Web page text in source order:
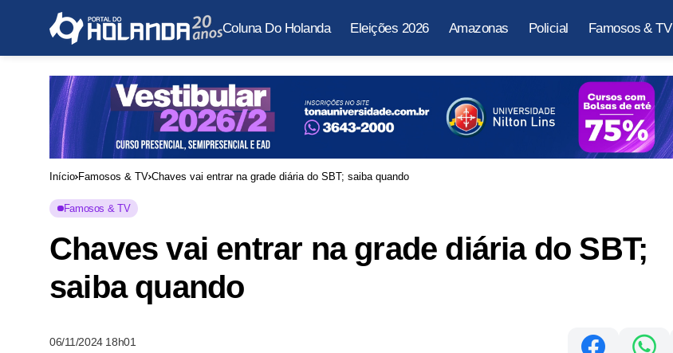
Coluna Do Holanda Eleições 2026 Amazonas Policial Famosos & TV
Início Famosos & TV Chaves vai entrar na grade diária do SBT; saiba quando
Famosos & TV
Chaves vai entrar na grade diária do SBT;
saiba quando
06/11/2024 18h01